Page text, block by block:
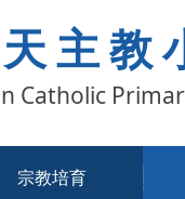
主教
Catholic
宗教培育